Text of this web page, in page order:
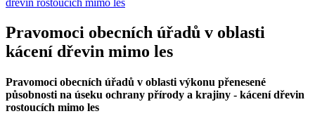
dřevin rostoucích mimo les
Pravomoci obecních úřadů v oblasti
kácení dřevin mimo les
Pravomoci obecních úřadů v oblasti výkonu přenesené
působnosti na úseku ochrany přírody a krajiny - kácení dřevin
rostoucích mimo les